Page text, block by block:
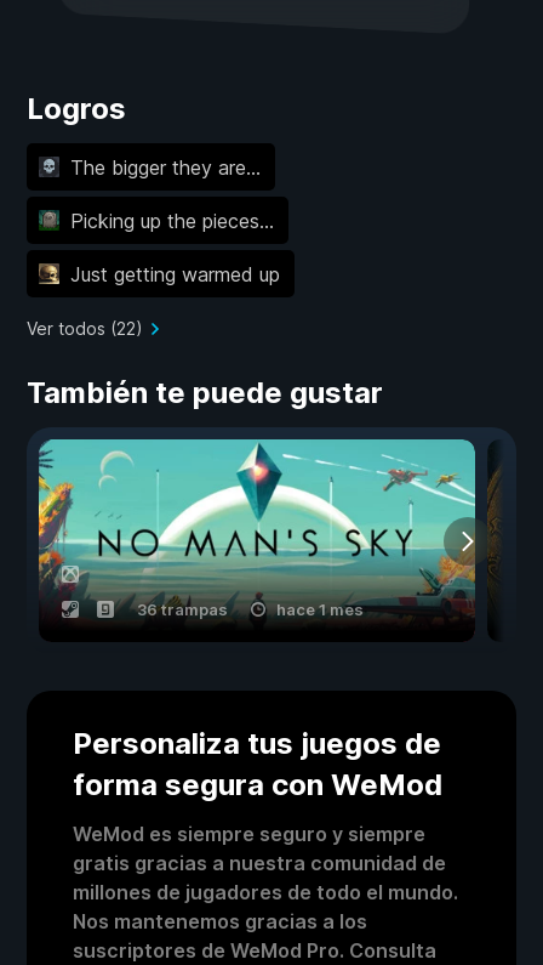
Logros
The bigger they are...
Picking up the pieces...
Just getting warmed up
Ver todos (22)
También te puede gustar
36 trampas hace 1 mes
Personaliza tus juegos de
forma segura con WeMod
WeMod es siempre seguro y siempre
gratis gracias a nuestra comunidad de
millones de jugadores de todo el mundo.
Nos mantenemos gracias a los
suscriptores de WeMod Pro. Consulta